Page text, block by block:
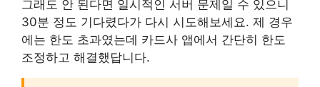
그래도 안 된다면 일시적인 서버 문제일 수 있으니
30분 정도 기다렸다가 다시 시도해보세요. 제 경우
에는 한도 초과였는데 카드사 앱에서 간단히 한도
조정하고 해결했답니다.